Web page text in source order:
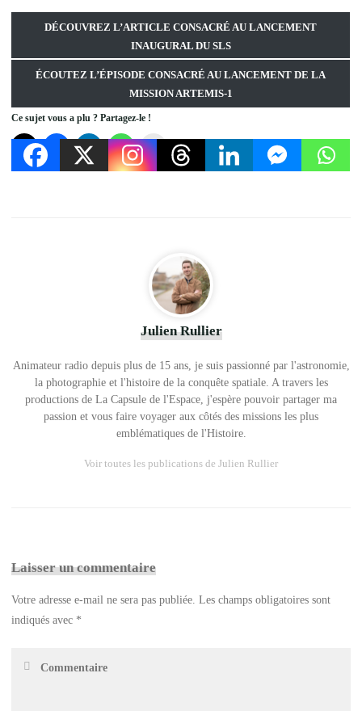
DÉCOUVREZ L’ARTICLE CONSACRÉ AU LANCEMENT
INAUGURAL DU SLS
ÉCOUTEZ L’ÉPISODE CONSACRÉ AU LANCEMENT DE LA
MISSION ARTEMIS-1
Ce sujet vous a plu ? Partagez-le !
Julien Rullier
Animateur radio depuis plus de 15 ans, je suis passionné par l'astronomie,
la photographie et l'histoire de la conquête spatiale. A travers les
productions de La Capsule de l'Espace, j'espère pouvoir partager ma
passion et vous faire voyager aux côtés des missions les plus
emblématiques de l'Histoire.
Voir toutes les publications de Julien Rullier
Laisser un commentaire
Votre adresse e-mail ne sera pas publiée. Les champs obligatoires sont
indiqués avec *